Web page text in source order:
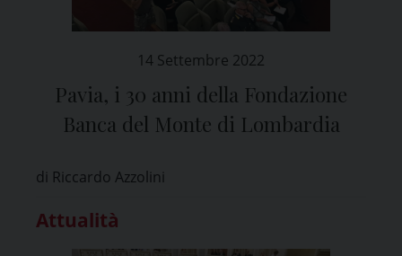
14 Settembre 2022
Pavia, i 30 anni della Fondazione
Banca del Monte di Lombardia
di Riccardo Azzolini
Attualità